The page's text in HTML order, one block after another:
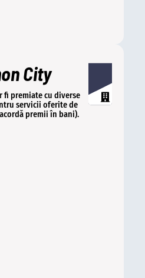
City
fi premiate cu diverse
servicii oferite de
premii în bani).